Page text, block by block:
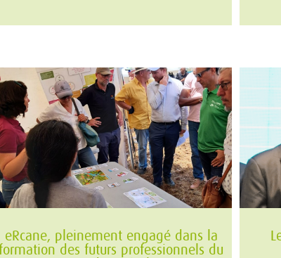
eRcane, pleinement engagé dans la
des futurs professionnels du